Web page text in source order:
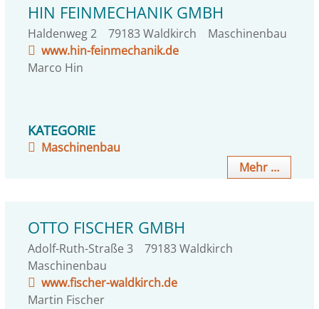
HIN FEINMECHANIK GMBH
Haldenweg 2 79183Waldkirch
Maschinenbau
www.hin-feinmechanik.de
Marco Hin
KATEGORIE
Maschinenbau
Mehr …
OTTO FISCHER GMBH
Adolf-Ruth-Straße 3 79183Waldkirch
Maschinenbau
www.fischer-waldkirch.de
Martin Fischer